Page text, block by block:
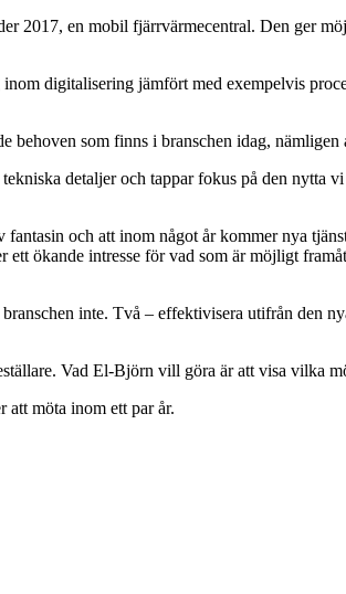
2017, en mobil fjärrvärmecentral. Den ger
digitalisering jämfört med exempelvis
som finns i branschen idag,
detaljer och tappar fokus på den nytta
och att inom något år kommer nya
ökande intresse för vad som är möjligt
inte. Två – effektivisera utifrån den
Vad El‑Björn vill göra är att visa vilka
möta inom ett par år.